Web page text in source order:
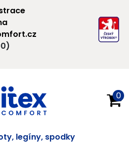
0
legíny, spodky